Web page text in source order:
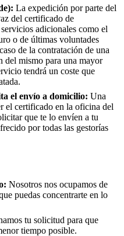
La expedición por parte del
del certificado de
adicionales como el
o de últimas voluntades
de la contratación de una
del mismo para una mayor
tendrá un coste que
el envío a domicilio: Una
el certificado en la oficina del
que te lo envíen a tu
por todas las gestorías
Nosotros nos ocupamos de
puedas concentrarte en lo
tu solicitud para que
tiempo posible.